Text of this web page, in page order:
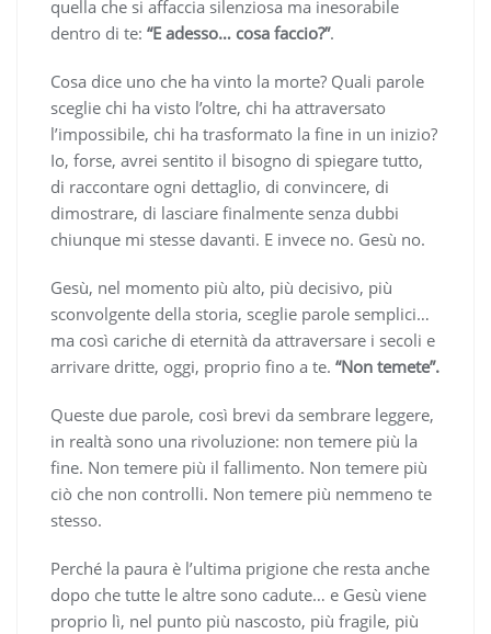
quella che si affaccia silenziosa ma inesorabile
dentro di te: “E adesso… cosa faccio?”.
Cosa dice uno che ha vinto la morte? Quali parole
sceglie chi ha visto l’oltre, chi ha attraversato
l’impossibile, chi ha trasformato la fine in un inizio?
Io, forse, avrei sentito il bisogno di spiegare tutto,
di raccontare ogni dettaglio, di convincere, di
dimostrare, di lasciare finalmente senza dubbi
chiunque mi stesse davanti. E invece no. Gesù no.
Gesù, nel momento più alto, più decisivo, più
sconvolgente della storia, sceglie parole semplici…
ma così cariche di eternità da attraversare i secoli e
arrivare dritte, oggi, proprio fino a te. “Non temete”.
Queste due parole, così brevi da sembrare leggere,
in realtà sono una rivoluzione: non temere più la
fine. Non temere più il fallimento. Non temere più
ciò che non controlli. Non temere più nemmeno te
stesso.
Perché la paura è l’ultima prigione che resta anche
dopo che tutte le altre sono cadute… e Gesù viene
proprio lì, nel punto più nascosto, più fragile, più